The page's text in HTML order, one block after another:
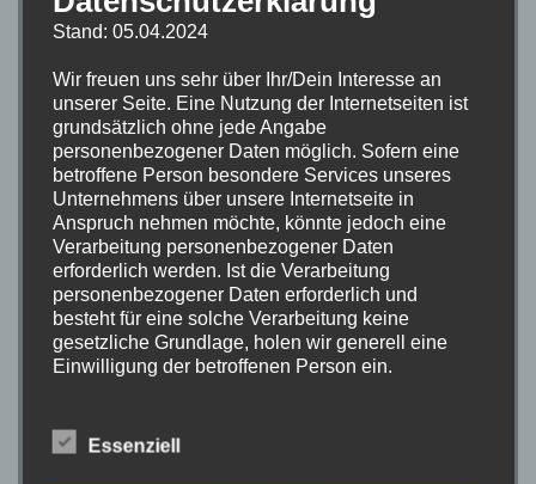
Stand: 05.04.2024
Wir freuen uns sehr über Ihr/Dein Interesse an
unserer Seite. Eine Nutzung der Internetseiten ist
grundsätzlich ohne jede Angabe
personenbezogener Daten möglich. Sofern eine
betroffene Person besondere Services unseres
Unternehmens über unsere Internetseite in
Anspruch nehmen möchte, könnte jedoch eine
Verarbeitung personenbezogener Daten
erforderlich werden. Ist die Verarbeitung
personenbezogener Daten erforderlich und
besteht für eine solche Verarbeitung keine
gesetzliche Grundlage, holen wir generell eine
Einwilligung der betroffenen Person ein.
beispielsweise des Namens, der Anschrift, E-Mail-
Adresse oder Telefonnummer einer betroffenen
Essenziell